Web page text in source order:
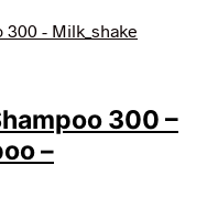
300 –
–